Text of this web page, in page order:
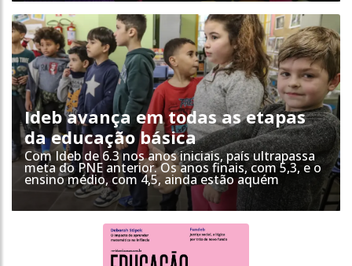
Ideb avança em todas as etapas
da educação básica
Com Ideb de 6.3 nos anos iniciais, país ultrapassa
meta do PNE anterior. Os anos finais, com 5,3, e o
ensino médio, com 4,5, ainda estão aquém